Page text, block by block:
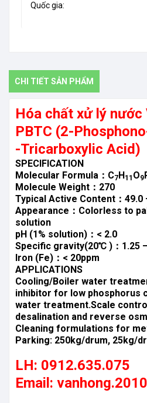
Quốc gia:
CHI TIẾT SẢN PHẨM
Hóa chất xử lý nước
PBTC (2-
-Tricarboxylic Acid)
SPECIFICATION
Molecular Formula：C7H11 O9
Molecule Weight：270
Typical Active Content：49.0
Appearance：Colorless to
solution
pH (1% solution)：< 2.0
Specific gravity(20℃ )：1.25
Iron (Fe)：< 20ppm
APPLICATIONS
Cooling/Boiler water
inhibitor for low phosphorus
water treatment.Scale
desalination and reverse
Cleaning formulations for
Parking: 250kg/drum, 25kg/
LH: 0912.635.075
Email: